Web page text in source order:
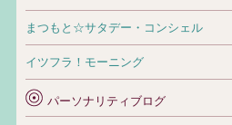
まつもと☆サタデー・コンシェル
イツフラ！モーニング
パーソナリティブログ